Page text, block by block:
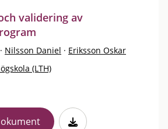
validering av
· Nilsson Daniel · Eriksson Oskar
(LTH)